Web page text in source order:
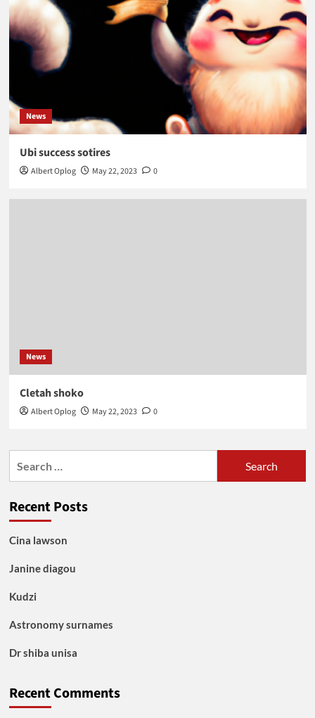
News
Ubi success sotires
Albert Oplog May 22, 2023 0
News
Cletah shoko
Albert Oplog May 22, 2023 0
Recent Posts
Cina lawson
Janine diagou
Kudzi
Astronomy surnames
Dr shiba unisa
Recent Comments